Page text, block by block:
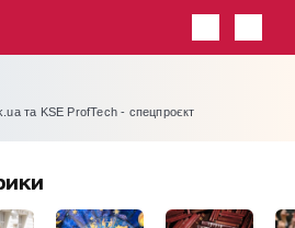
та KSE ProfTech - спецпроєкт